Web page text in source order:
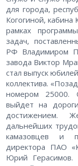
для города,
Когогиной,
рамках
задач,
РФ Владимиром
завода Виктор
стал выпуск
коллектива.
номером 25000.
выйдет на
достижением.
дальнейших
камазовцев и
директора ПАО
Юрий Герасимов.